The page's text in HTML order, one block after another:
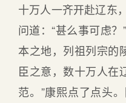
十万人一齐开赴辽东
问道：“甚么事可虑
本之地，列祖列宗的
臣之意，数十万人在
范。”康熙点了点头